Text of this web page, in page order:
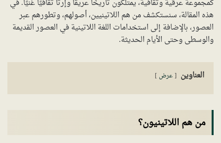
كمجموعة عرقية وثقافية، يمتلكون تاريخًا عريقًا وإرثًا ثقافيًا غنيًا. في
هذه المقالة، سنستكشف من هم اللاتينيين، أصولهم، وتطورهم عبر
العصور، بالإضافة إلى استخدامات اللغة اللاتينية في العصور القديمة
والوسطى وحتى الأيام الحديثة.
العناوين عرض
من هم اللاتينيون؟